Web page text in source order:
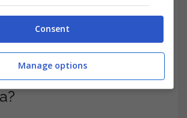
superiori o praticantato per
una professione ordinistica.
di apprendistato:
e quanto si
Consent
Manage options